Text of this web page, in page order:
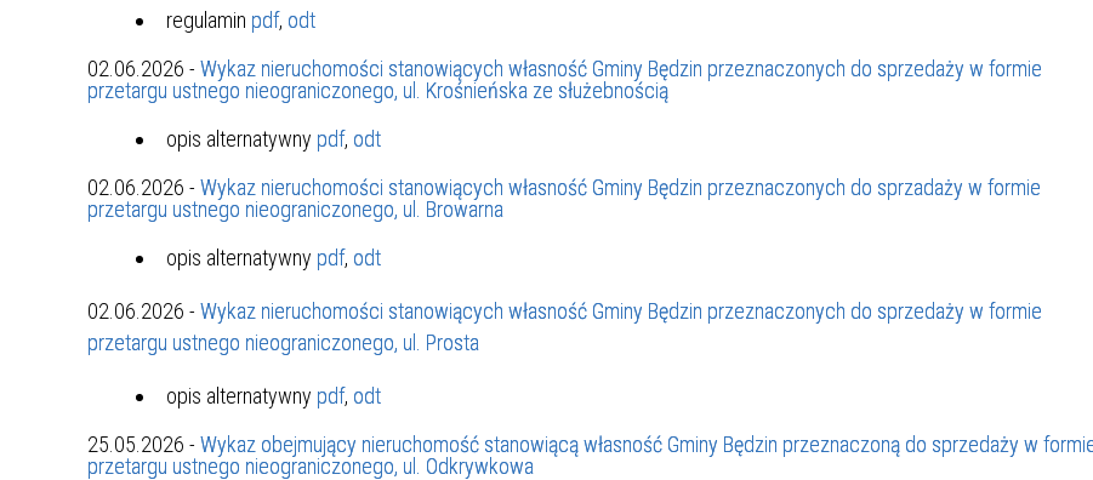
regulamin pdf, odt
02.06.2026 - Wykaz nieruchomości stanowiących własność Gminy Będzin przeznaczonych do sprzedaży w formie
przetargu ustnego nieograniczonego, ul. Krośnieńska ze służebnością
opis alternatywny pdf, odt
02.06.2026 - Wykaz nieruchomości stanowiących własność Gminy Będzin przeznaczonych do sprzadaży w formie
przetargu ustnego nieograniczonego, ul. Browarna
opis alternatywny pdf, odt
02.06.2026 - Wykaz nieruchomości stanowiących własność Gminy Będzin przeznaczonych do sprzedaży w formie
przetargu ustnego nieograniczonego, ul. Prosta
opis alternatywny pdf, odt
25.05.2026 - Wykaz obejmujący nieruchomość stanowiącą własność Gminy Będzin przeznaczoną do sprzedaży w
przetargu ustnego nieograniczonego, ul. Odkrywkowa